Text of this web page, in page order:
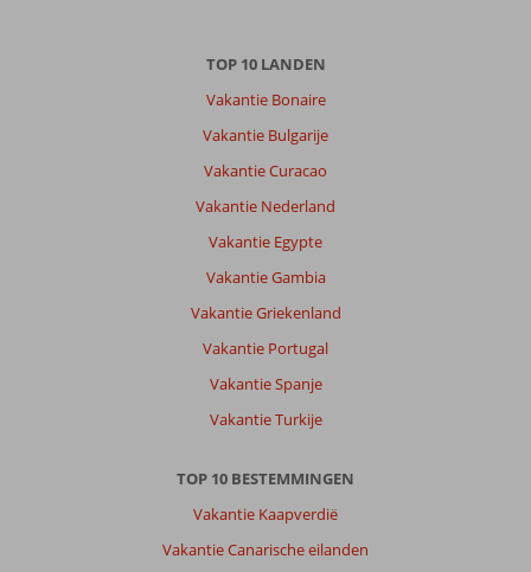
TOP 10 LANDEN
Vakantie Bonaire
Vakantie Bulgarije
Vakantie Curacao
Vakantie Nederland
Vakantie Egypte
Vakantie Gambia
Vakantie Griekenland
Vakantie Portugal
Vakantie Spanje
Vakantie Turkije
TOP 10 BESTEMMINGEN
Vakantie Kaapverdië
Vakantie Canarische eilanden